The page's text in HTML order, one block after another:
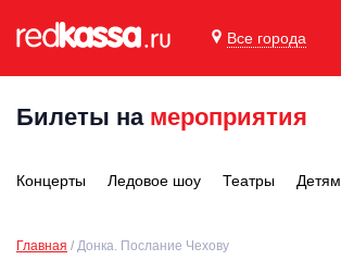
Все города
Билеты на мероприятия
Концерты Ледовое шоу Театры Детям
Главная Донка. Послание Чехову